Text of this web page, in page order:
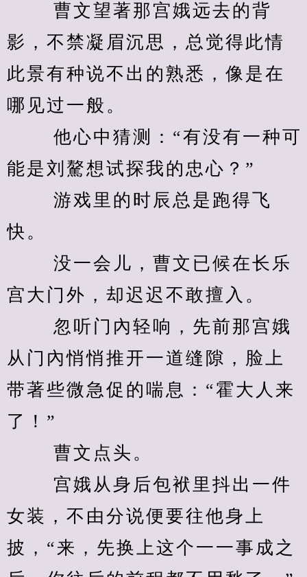
曹文望著那宫娥远去的背
影，不禁凝眉沉思，总觉得此情
此景有种说不出的熟悉，像是在
哪见过一般。
他心中猜测：“有没有一种可
能是刘驁想试探我的忠心？”
游戏里的时辰总是跑得飞
快。
没一会儿，曹文已候在长乐
宫大门外，却迟迟不敢擅入。
忽听门內轻响，先前那宫娥
从门內悄悄推开一道缝隙，脸上
带著些微急促的喘息：“霍大人来
了！”
曹文点头。
宫娥从身后包袱里抖出一件
女装，不由分说便要往他身上
披，“来，先换上这个一一事成之